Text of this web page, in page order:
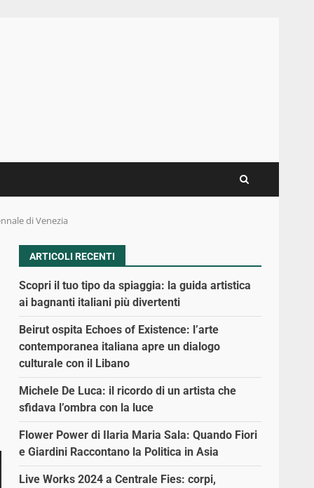
di Venezia
ARTICOLI RECENTI
Scopri il tuo tipo da spiaggia: la guida artistica
ai bagnanti italiani più divertenti
Beirut ospita Echoes of Existence: l’arte
contemporanea italiana apre un dialogo
culturale con il Libano
Michele De Luca: il ricordo di un artista che
sfidava l’ombra con la luce
Flower Power di Ilaria Maria Sala: Quando Fiori
e Giardini Raccontano la Politica in Asia
Live Works 2024 a Centrale Fies: corpi,